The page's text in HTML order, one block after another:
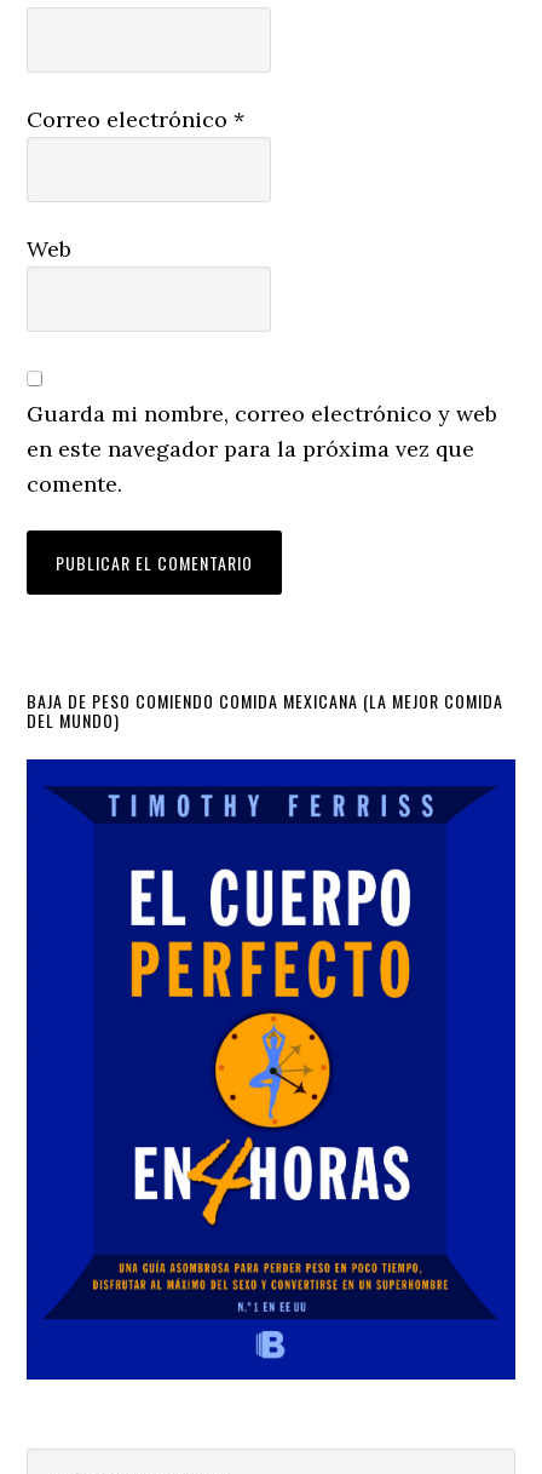
Correo electrónico*
Web
Guarda mi nombre, correo electrónico y web
en este navegador para la próxima vez que
comente.
Primary
Sidebar
BAJA DE PESO COMIENDO COMIDA MEXICANA (LA MEJOR COMIDA
DEL MUNDO)